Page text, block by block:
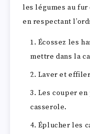
les légumes au fur
en respectant
Écossez les
mettre dans la
Laver et
Les couper
casserole.
Éplucher les